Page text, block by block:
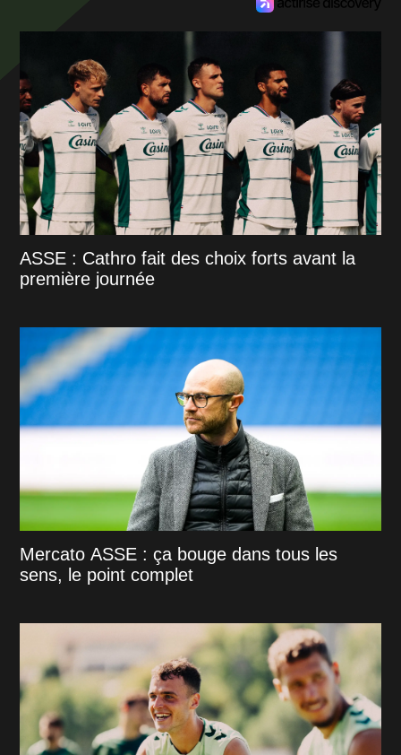
ASSE : Cathro fait des choix forts avant la
première journée
Mercato ASSE : ça bouge dans tous les
sens, le point complet